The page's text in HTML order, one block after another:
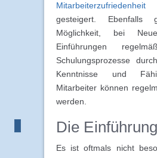
Mitarbeiterzufriedenheit
gesteigert.
Möglichkeit, bei
Einführungen
Schulungsprozesse
Kenntnisse und
Mitarbeiter können
werden.
Die Einführung
Es ist oftmals nicht